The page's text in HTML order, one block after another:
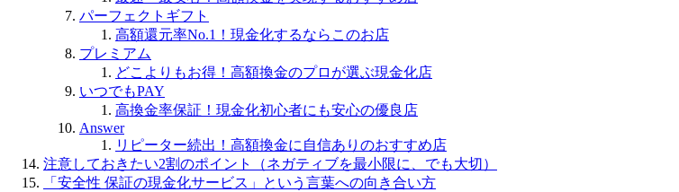
パーフェクトギフト
高額還元率No.1！現金化するならこのお店
プレミアム
どこよりもお得！高額換金のプロが選ぶ現金化店
いつでもPAY
高換金率保証！現金化初心者にも安心の優良店
Answer
リピーター続出！高額換金に自信ありのおすすめ店
注意しておきたい2割のポイント（ネガティブを最小限に、でも大切）
「安全性 保証の現金化サービス」という言葉への向き合い方